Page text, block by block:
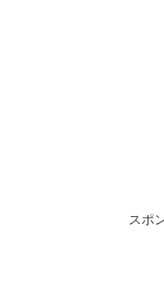
スポ